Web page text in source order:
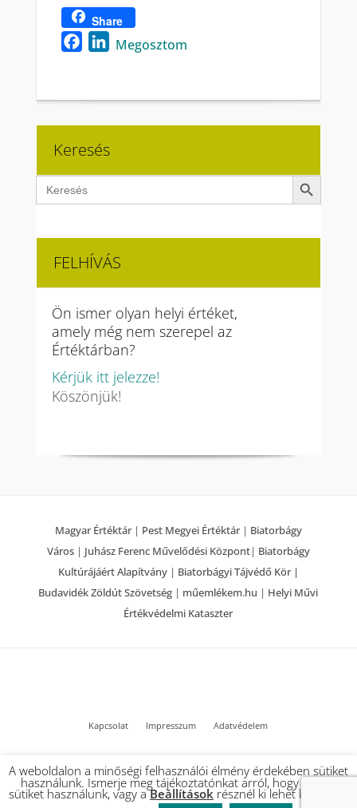
Share
FacebookLinkedIn
Megosztom
Keresés
Search
for:
Search Button
FELHÍVÁS
Ön ismer olyan helyi értéket,
amely még nem szerepel az
Értéktárban?
Kérjük itt jelezze!
Köszönjük!
Magyar Értéktár| Pest Megyei Értéktár| Biatorbágy
Város| Juhász Ferenc Művelődési Központ| Biatorbágy
Kultúrájáért Alapítvány| Biatorbágyi Tájvédő Kör |
Budavidék Zöldút Szövetség | műemlékem.hu | Helyi Művi
Értékvédelmi Kataszter
Kapcsolat Impresszum Adatvédelem
© 2022 Biatorbágy Értéktár – Minden jog fenntartva
A weboldalon a minőségi felhasználói élmény érdekében sütiket
használunk. Ismerje meg tájékoztatónkat arról, hogy milyen
sütiket használunk, vagy aBeállítások résznél ki lehet kapcsolni